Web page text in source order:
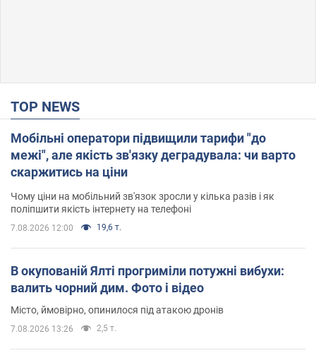
TOP NEWS
Мобільні оператори підвищили тарифи "до
межі", але якість зв'язку деградувала: чи варто
скаржитись на ціни
Чому ціни на мобільний зв'язок зросли у кілька разів і як
поліпшити якість інтернету на телефоні
7.08.2026 12:00 19,6 т.
В окупованій Ялті прогриміли потужні вибухи:
валить чорний дим. Фото і відео
Місто, ймовірно, опинилося під атакою дронів
7.08.2026 13:26 2,5 т.